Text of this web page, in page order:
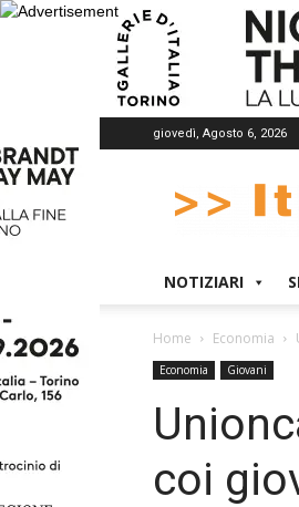
giovedì, Agosto 6, 2026
NOTIZIARI
Home Economia
Economia Giovani
coi